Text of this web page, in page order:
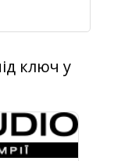
ключ у